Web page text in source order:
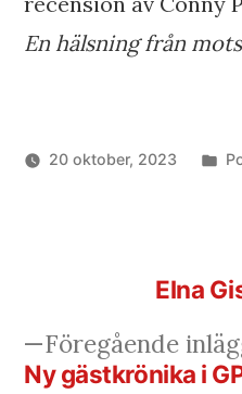
En hälsning från
20 oktober, 2023
Föregående
Ny gästkrönika i
Elna